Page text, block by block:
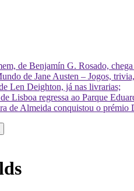
de Benjamín G. Rosado,
de Jane Austen – Jogos,
Len Deighton, já nas livrarias;
Lisboa regressa ao Parque
de Almeida conquistou o